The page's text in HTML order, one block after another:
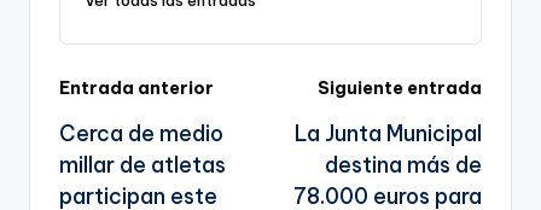
a
te
Navegación
de
entradas
Entrada anterior
Cerca de medio
millar de atletas
participan este
Siguiente entrada
La Junta Municipal
destina más de
78.000 euros para